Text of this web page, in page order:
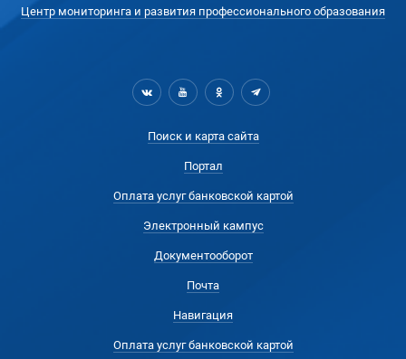
Центр мониторинга и развития профессионального образования
Поиск и карта сайта
Портал
Оплата услуг банковской картой
Электронный кампус
Документооборот
Почта
Навигация
Оплата услуг банковской картой